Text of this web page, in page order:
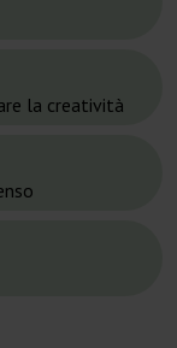
la creatività